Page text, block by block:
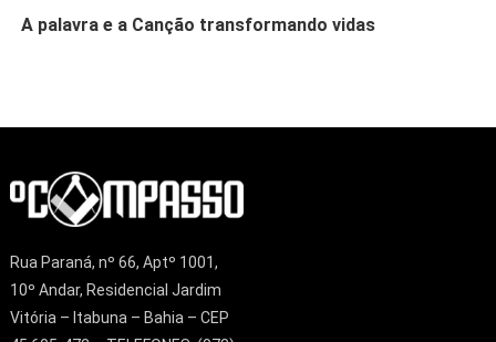
A palavra e a Canção transformando vidas
Rua Paraná, nº 66, Aptº 1001,
10º Andar, Residencial Jardim
Vitória – Itabuna – Bahia – CEP